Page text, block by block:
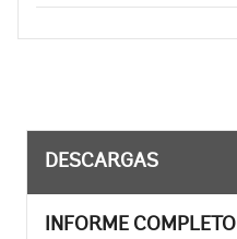
DESCARGAS
INFORME COMPLETO